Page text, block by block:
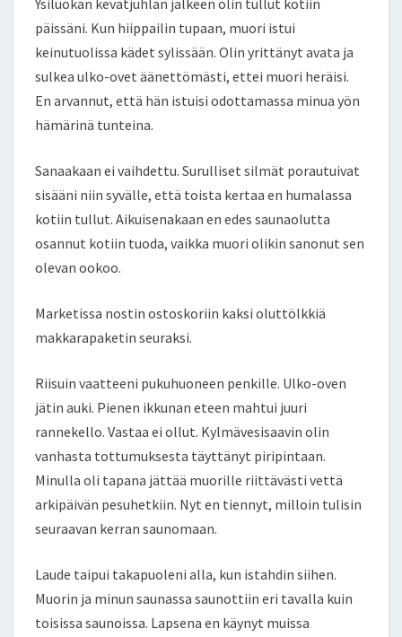
Ysiluokan kevätjuhlan jälkeen olin tullut kotiin
päissäni. Kun hiippailin tupaan, muori istui
keinutuolissa kädet sylissään. Olin yrittänyt avata ja
sulkea ulko-ovet äänettömästi, ettei muori heräisi.
En arvannut, että hän istuisi odottamassa minua yön
hämärinä tunteina.
Sanaakaan ei vaihdettu. Surulliset silmät porautuivat
sisääni niin syvälle, että toista kertaa en humalassa
kotiin tullut. Aikuisenakaan en edes saunaolutta
osannut kotiin tuoda, vaikka muori olikin sanonut sen
olevan ookoo.
Marketissa nostin ostoskoriin kaksi oluttölkkiä
makkarapaketin seuraksi.
Riisuin vaatteeni pukuhuoneen penkille. Ulko-oven
jätin auki. Pienen ikkunan eteen mahtui juuri
rannekello. Vastaa ei ollut. Kylmävesisaavin olin
vanhasta tottumuksesta täyttänyt piripintaan.
Minulla oli tapana jättää muorille riittävästi vettä
arkipäivän pesuhetkiin. Nyt en tiennyt, milloin tulisin
seuraavan kerran saunomaan.
Laude taipui takapuoleni alla, kun istahdin siihen.
Muorin ja minun saunassa saunottiin eri tavalla kuin
toisissa saunoissa. Lapsena en käynyt muissa